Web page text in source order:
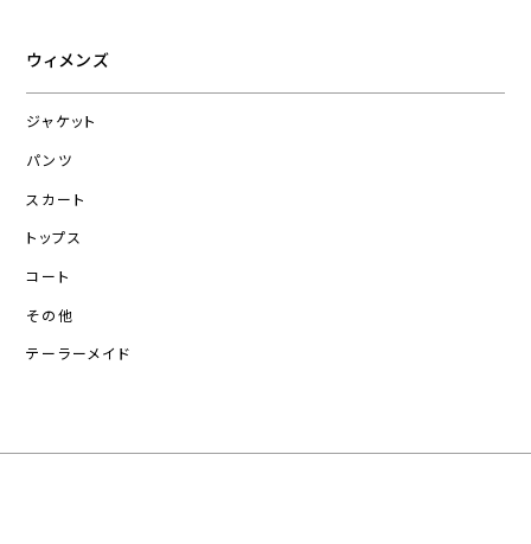
ウィメンズ
ジャケット
パンツ
スカート
トップス
コート
その他
テーラーメイド